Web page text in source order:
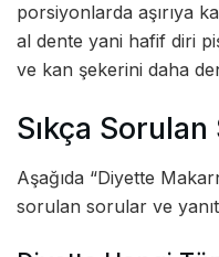
porsiyonlarda aşırıya
al dente yani hafif diri
ve kan şekerini daha
Sıkça
Aşağıda “Diyette
sorulan sorular ve